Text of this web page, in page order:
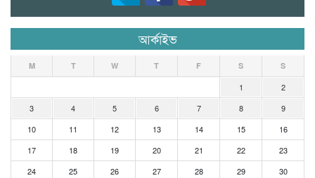
আর্কাইভ
M T W T F S S
1
2
3
4 5 6 7 8
9
10
11 12 13 14 15
16
17
18 19 20 21 22
23
24
25 26 27 28 29
30